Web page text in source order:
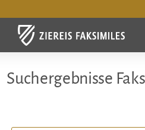
Such­ergebnisse